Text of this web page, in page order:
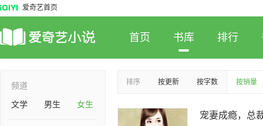
爱奇艺首页
首页 书库 排行
频道
文学
男生 女生
排序 按更新 按字数 按销量
宠妻成瘾，总